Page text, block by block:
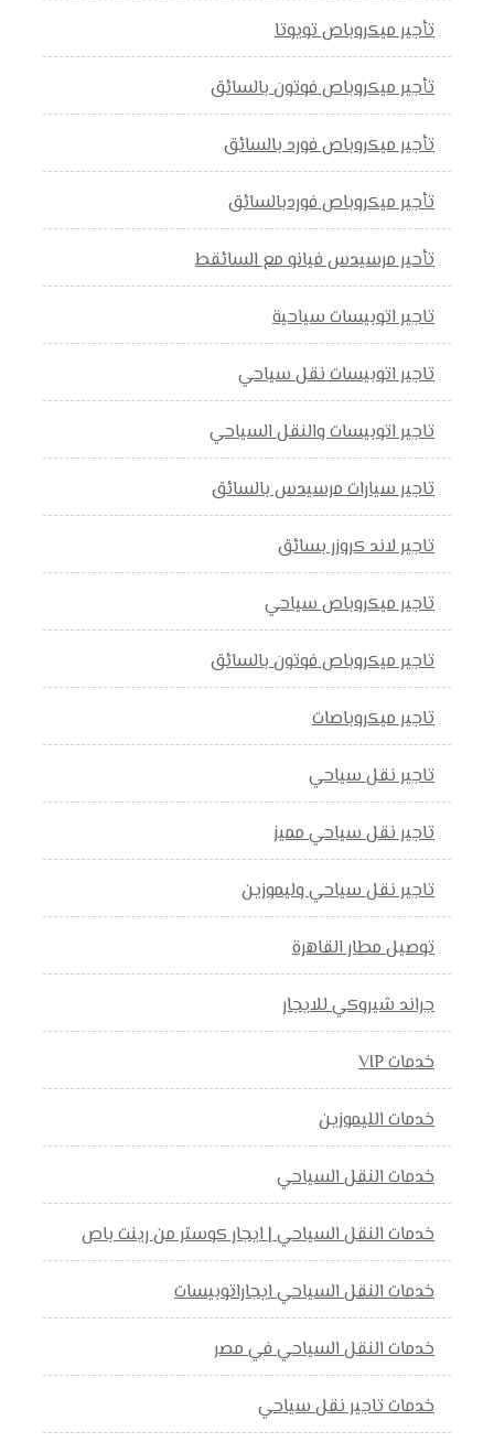
تأجير ميكروباص تويوتا
تأجير ميكروباص فوتون بالسائق
تأجير ميكروباص فورد بالسائق
تأجير ميكروباص فوردبالسائق
تأحير مرسيدس فيانو مع السائقط
تاجير اتوبيسات سياحية
تاجير اتوبيسات نقل سياحي
تاجير اتوبيسات والنقل السياحي
تاجير سيارات مرسيدس بالسائق
تاجير لاند كروزر بسائق
تاجير ميكروباص سياحي
تاجير ميكروباص فوتون بالسائق
تاجير ميكروباصات
تاجير نقل سياحي
تاجير نقل سياحي مميز
تاجير نقل سياحي وليموزين
توصيل مطار القاهرة
جراند شيروكي للايجار
خدمات VIP
خدمات الليموزين
خدمات النقل السياحي
خدمات النقل السياحي | ايجار كوستر من رينت باص
خدمات النقل السياحي ايجاراتوبيسات
خدمات النقل السياحي في مصر
خدمات تاجير نقل سياحي